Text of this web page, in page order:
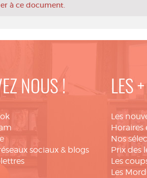
à ce document.
NOUS !
sociaux & blogs
LES
Les
Horaires
Nos
Prix des
Les
Les